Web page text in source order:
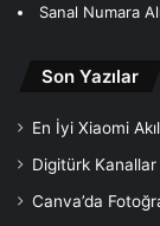
Sanal Numara
Son Yazılar
En İyi Xiaomi
Digitürk Kanallar
Canva’da